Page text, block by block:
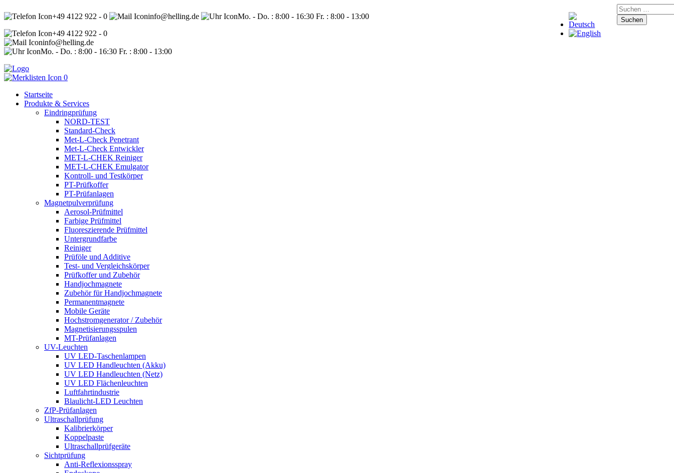
+49 4122 922 - 0 info@helling.de
Mo. - Do. : 8:00 - 16:30 Fr. : 8:00 - 13:00
+49 4122 922 - 0
info@helling.de
Mo. - Do. : 8:00 - 16:30 Fr. : 8:00 - 13:00
Suchen
nach:
0
Startseite
Produkte & Services
Eindringprüfung
NORD-TEST
Standard-Check
Met-L-Check Penetrant
Met-L-Check Entwickler
MET-L-CHEK Reiniger
MET-L-CHEK Emulgator
Kontroll- und Testkörper
PT-Prüfkoffer
PT-Prüfanlagen
Magnetpulverprüfung
Aerosol-Prüfmittel
Farbige Prüfmittel
Fluoreszierende Prüfmittel
Untergrundfarbe
Reiniger
Prüföle und Additive
Test- und Vergleichskörper
Prüfkoffer und Zubehör
Handjochmagnete
Zubehör für Handjochmagnete
Permanentmagnete
Mobile Geräte
Hochstrom­generator / Zubehör
Magnetisierungs­spulen
MT-Prüfanlagen
UV-Leuchten
UV LED-Taschenlampen
UV LED Handleuchten (Akku)
UV LED Handleuchten (Netz)
UV LED Flächenleuchten
Luftfahrt­industrie
Blaulicht-LED Leuchten
ZfP-Prüfanlagen
Ultraschallprüfung
Kalibrierkörper
Koppelpaste
Ultraschallprüfgeräte
Sichtprüfung
Anti-Reflexionsspray